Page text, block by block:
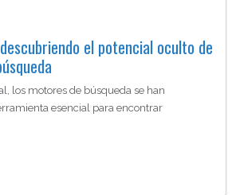
el potencial oculto de
los motores de búsqueda se han
esencial para encontrar